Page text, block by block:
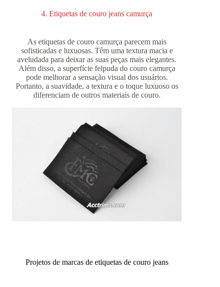
4. Etiquetas de couro jeans camurça
As etiquetas de couro camurça parecem mais
sofisticadas e luxuosas. Têm uma textura macia e
aveludada para deixar as suas peças mais elegantes.
Além disso, a superfície felpuda do couro camurça
pode melhorar a sensação visual dos usuários.
Portanto, a suavidade, a textura e o toque luxuoso os
diferenciam de outros materiais de couro.
Projetos de marcas de etiquetas de couro jeans